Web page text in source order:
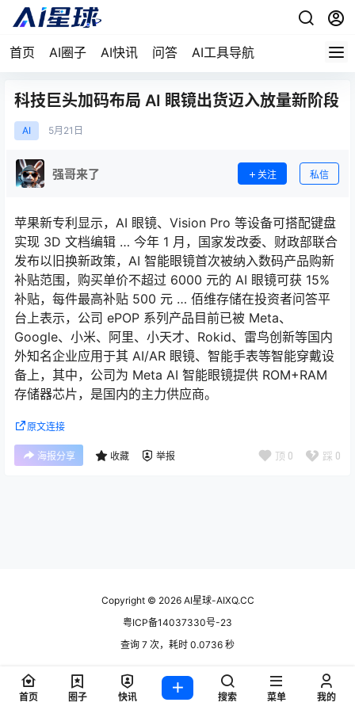
首页 AI圈子 AI快讯 问答 AI工具导航
科技巨头加码布局 AI 眼镜出货迈入放量新阶段
AI 5月 21日
强哥来了 关注 私信
苹果新专利显示，AI 眼镜、Vision Pro 等设备可搭配键盘
实现 3D 文档编辑 … 今年 1 月，国家发改委、财政部联合
发布以旧换新政策，AI 智能眼镜首次被纳入数码产品购新
补贴范围，购买单价不超过 6000 元的 AI 眼镜可获 15%
补贴，每件最高补贴 500 元 … 佰维存储在投资者问答平
台上表示，公司 ePOP 系列产品目前已被 Meta、
Google、小米、阿里、小天才、Rokid、雷鸟创新等国内
外知名企业应用于其 AI/AR 眼镜、智能手表等智能穿戴设
备上，其中，公司为 Meta AI 智能眼镜提供 ROM+RAM
存储器芯片，是国内的主力供应商。
原文连接
海报分享 收藏 举报 顶 0 踩 0
Copyright © 2026AI星球-AIXQ.CC
粤ICP备14037330号-23
查询 7 次，耗时 0.0736 秒
首页 圈子 快讯 搜索 菜单 我的